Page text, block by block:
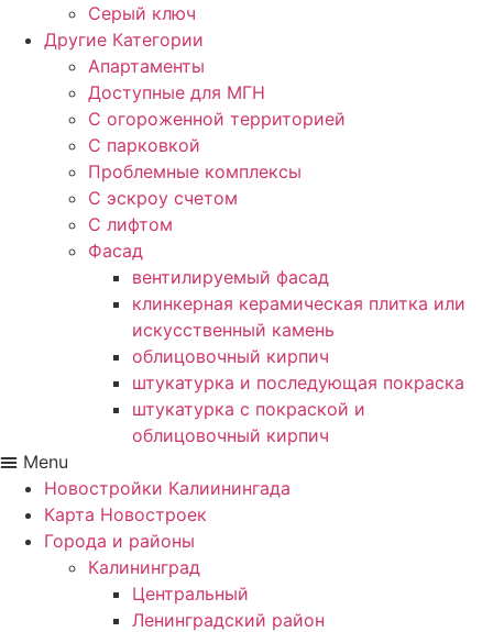
Серый ключ
Другие Категории
Апартаменты
Доступные для МГН
С огороженной территорией
С парковкой
Проблемные комплексы
С эскроу счетом
С лифтом
Фасад
вентилируемый фасад
клинкерная керамическая плитка или
искусственный камень
облицовочный кирпич
штукатурка и последующая покраска
штукатурка с покраской и
облицовочный кирпич
Menu
Новостройки Калиинингада
Карта Новостроек
Города и районы
Калининград
Центральный
Ленинградский район